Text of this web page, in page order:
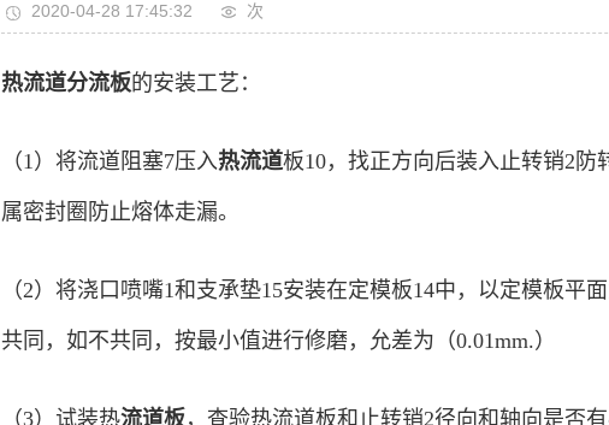
2020-04-28 17:45:32 次
热流道分流板的安装工艺：
（1）将流道阻塞7压入热流道板10，找正方向后装入止转销2
属密封圈防止熔体走漏。
（2）将浇口喷嘴1和支承垫15安装在定模板14中，以定模板平
共同，如不共同，按最小值进行修磨，允差为（0.01mm.）
（3）试装热流道板，查验热流道板和止转销2径向和轴向是否